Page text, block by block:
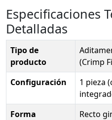
Especificaciones
Detalladas
Tipo de
producto
(Crimp
Configuración
1 pieza
Forma
Recto